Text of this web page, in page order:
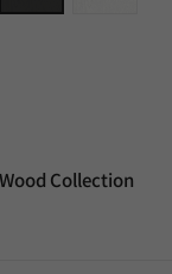
DECO
Collection